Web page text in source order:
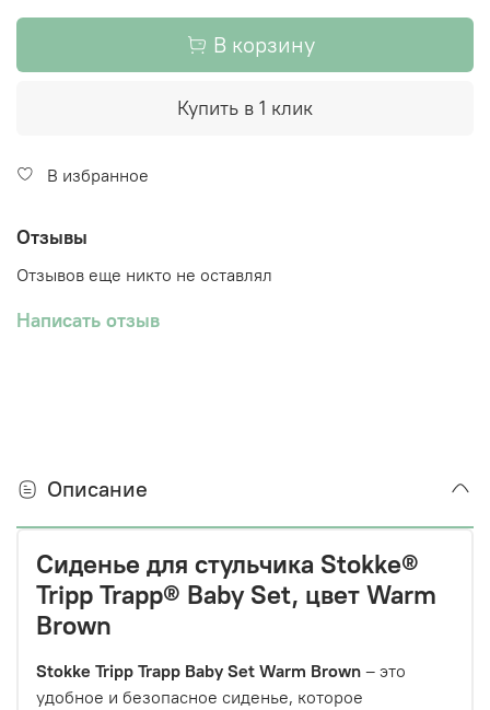
В корзину
Купить в 1 клик
В избранное
Отзывы
Отзывов еще никто не оставлял
Написать отзыв
Описание
Сиденье для стульчика Stokke®
Tripp Trapp® Baby Set, цвет Warm
Brown
Stokke Tripp Trapp Baby Set Warm Brown – это
удобное и безопасное сиденье, которое